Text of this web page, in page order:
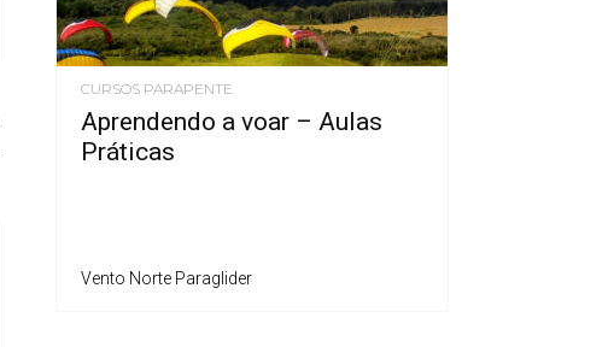
CURSOS PARAPENTE
Aprendendo a voar – Aulas
Práticas
Vento Norte Paraglider